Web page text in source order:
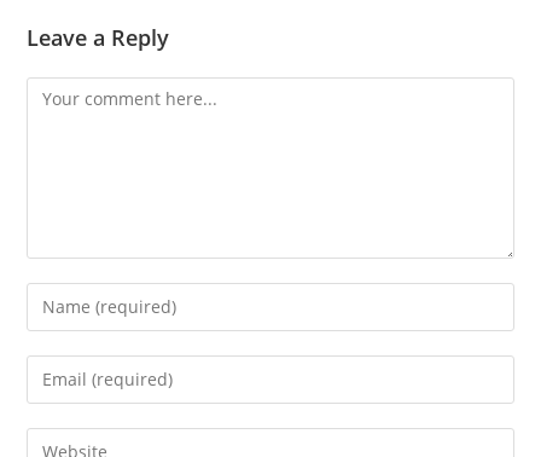
Leave a Reply
Comment
Enter
your
name
Enter
your
email
Enter